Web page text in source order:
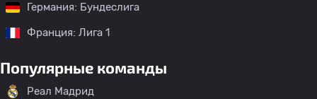
Германия: Бундеслига
Франция: Лига 1
Популярные команды
Реал Мадрид